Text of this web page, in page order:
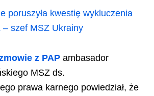
poruszyła kwestię wykluczenia
– szef MSZ Ukrainy
z PAP ambasador
MSZ ds.
prawa karnego powiedział, że